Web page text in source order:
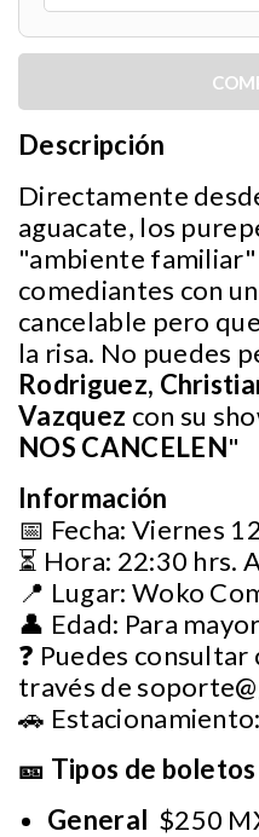
Descripción
Directamente
aguacate, los
"ambiente
comediantes con
cancelable pero
la risa. No puedes
Rodriguez,
Vazquez con su
NOS CANCELEN"
Información
📅 Fecha: Viernes
⏳ Hora: 22:30 hrs.
📍 Lugar: Woko
👤 Edad: Para
❓ Puedes
través de
🚗
🎫 Tipos de boletos
General $250